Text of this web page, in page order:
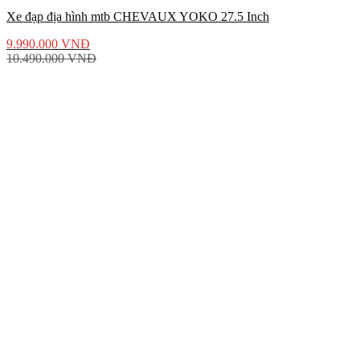
Xe đạp địa hình mtb CHEVAUX YOKO 27.5 Inch
9.990.000 VNĐ
10.490.000VNĐ